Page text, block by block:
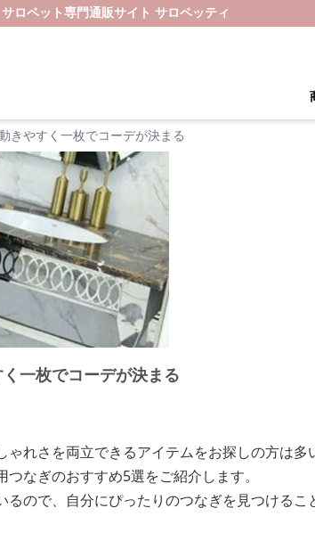
サロペット専門通販サイト サロペッティ
きやすく一枚でコーデが決まる
一枚でコーデが決まる
れさを両立できるアイテムをお探しの方は
なぎのおすすめ5選をご紹介します。
ので、自分にぴったりのつなぎを見つけるこ